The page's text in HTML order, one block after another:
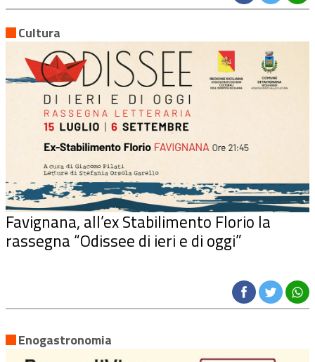
Cultura
Favignana, all’ex Stabilimento Florio la
rassegna “Odissee di ieri e di oggi”
Enogastronomia